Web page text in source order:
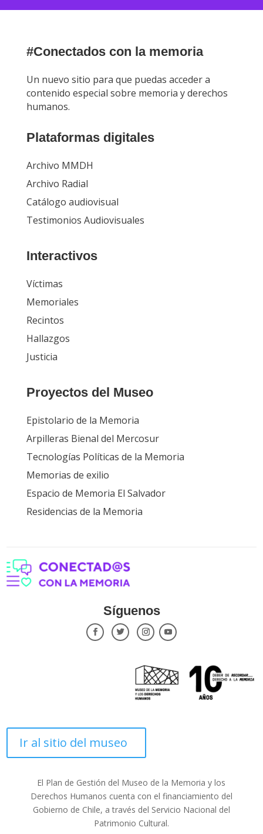
#Conectados con la memoria
Un nuevo sitio para que puedas acceder a
contenido especial sobre memoria y derechos
humanos.
Plataformas digitales
Archivo MMDH
Archivo Radial
Catálogo audiovisual
Testimonios Audiovisuales
Interactivos
Víctimas
Memoriales
Recintos
Hallazgos
Justicia
Proyectos del Museo
Epistolario de la Memoria
Arpilleras Bienal del Mercosur
Tecnologías Políticas de la Memoria
Memorias de exilio
Espacio de Memoria El Salvador
Residencias de la Memoria
Síguenos
Ir al sitio del museo
El Plan de Gestión del Museo de la Memoria y los
Derechos Humanos cuenta con el financiamiento del
Gobierno de Chile, a través del Servicio Nacional del
Patrimonio Cultural.